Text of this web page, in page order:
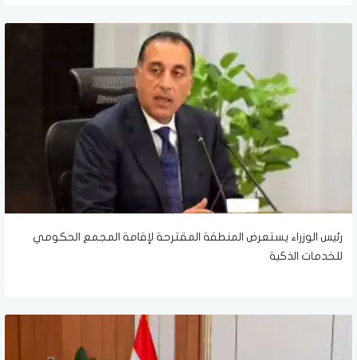
رئيس الوزراء يستعرض المنطقة المقترحة لإقامة المجمع الحكومي
للخدمات الذكية